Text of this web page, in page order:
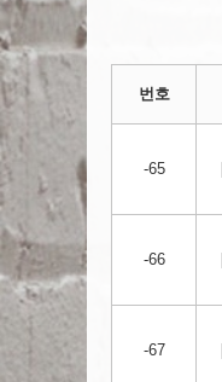
번호
-65
-66
-67